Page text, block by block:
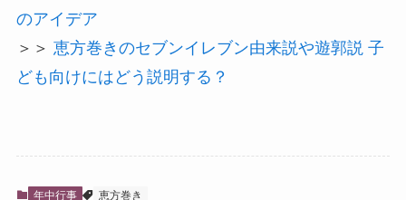
のアイデア
＞＞ 恵方巻きのセブンイレブン由来説や遊郭説 子
ども向けにはどう説明する？
年中行事 恵方巻き